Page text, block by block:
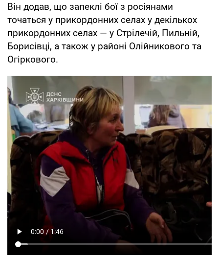
Він додав, що запеклі бої з росіянами
точаться у прикордонних селах у декількох
прикордонних селах — у Стрілечій, Пильній,
Борисівці, а також у районі Олійникового та
Огіркового.